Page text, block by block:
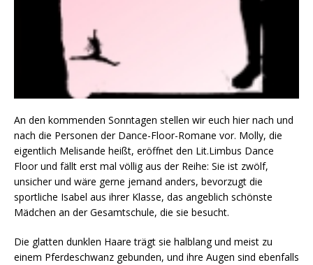
An den kommenden Sonntagen stellen wir euch hier nach und
nach die Personen der Dance-Floor-Romane vor. Molly, die
eigentlich Melisande heißt, eröffnet den Lit.Limbus Dance
Floor und fällt erst mal völlig aus der Reihe: Sie ist zwölf,
unsicher und wäre gerne jemand anders, bevorzugt die
sportliche Isabel aus ihrer Klasse, das angeblich schönste
Mädchen an der Gesamtschule, die sie besucht.
Die glatten dunklen Haare trägt sie halblang und meist zu
einem Pferdeschwanz gebunden, und ihre Augen sind ebenfalls